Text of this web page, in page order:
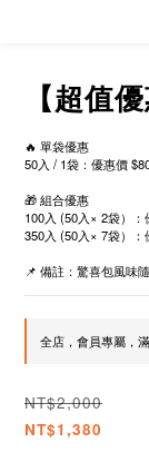
【超值
🔥 單袋優惠
50入 / 1袋：優惠價
🎁 組合優惠
100入 (50入× 2袋）
350入 (50入× 7袋）：
📌 備註：驚喜包風味
全店，會員專屬，
NT$2,000
NT$1,380